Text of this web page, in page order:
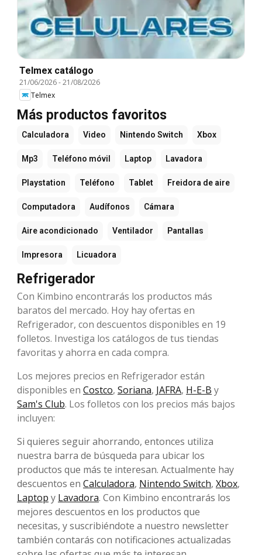
Telmex catálogo
21/06/2026-21/08/2026
Telmex
Más productos favoritos
Calculadora Video Nintendo Switch Xbox
Mp3 Teléfono móvil Laptop Lavadora
Playstation Teléfono Tablet Freidora de aire
Computadora Audífonos Cámara
Aire acondicionado Ventilador Pantallas
Impresora Licuadora
Refrigerador
Con Kimbino encontrarás los productos más
baratos del mercado. Hoy hay ofertas en
Refrigerador, con descuentos disponibles en 19
folletos. Investiga los catálogos de tus tiendas
favoritas y ahorra en cada compra.
Los mejores precios en Refrigerador están
disponibles en Costco, Soriana, JAFRA, H-E-B y
Sam's Club. Los folletos con los precios más bajos
incluyen:
Si quieres seguir ahorrando, entonces utiliza
nuestra barra de búsqueda para ubicar los
productos que más te interesan. Actualmente hay
descuentos en Calculadora, Nintendo Switch, Xbox,
Laptop y Lavadora. Con Kimbino encontrarás los
mejores descuentos en los productos que
necesitas, y suscribiéndote a nuestro newsletter
también contarás con notificaciones actualizadas